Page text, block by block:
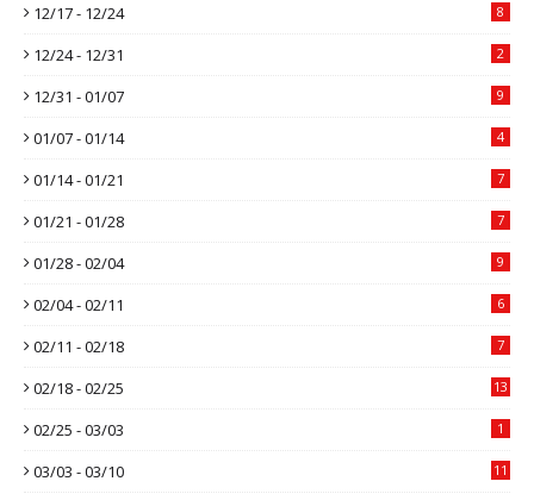
12/17 - 12/24 8
12/24 - 12/31 2
12/31 - 01/07 9
01/07 - 01/14 4
01/14 - 01/21 7
01/21 - 01/28 7
01/28 - 02/04 9
02/04 - 02/11 6
02/11 - 02/18 7
02/18 - 02/25 13
02/25 - 03/03 1
03/03 - 03/10 11